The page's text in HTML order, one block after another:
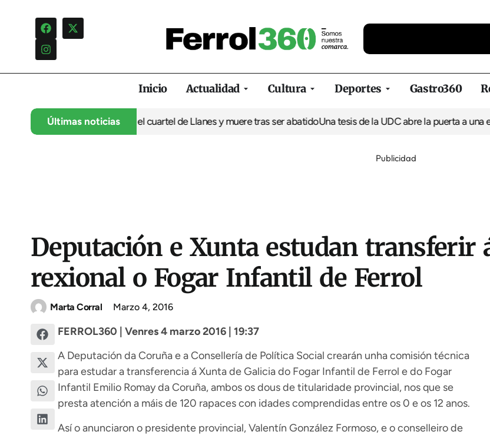
Inicio Actualidad Cultura Deportes Gastro360
Últimas noticias
asesina a su expareja en el cuartel de Llanes y muere tras ser abatidoUna tesis de la UDC abre la puerta a una
Publicidad
Deputación e Xunta estudan transferir
rexional o Fogar Infantil de Ferrol
Marta Corral Marzo 4, 2016
FERROL360 | Venres 4 marzo 2016 | 19:37
A Deputación da Coruña e a Consellería de Política Social crearán unha comisión técnica
para estudar a transferencia á Xunta de Galicia do Fogar Infantil de Ferrol e do Fogar
Infantil Emilio Romay da Coruña, ambos os dous de titularidade provincial, nos que se
presta atención a máis de 120 rapaces con idades comprendidas entre os 0 e os 12 anos.
Así o anunciaron o presidente provincial, Valentín González Formoso, e o conselleiro de